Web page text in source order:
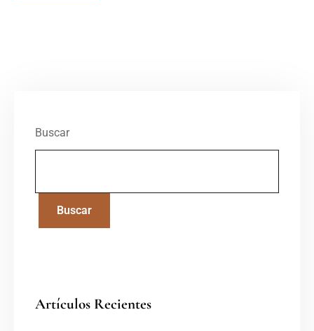
Buscar
Buscar
Artículos Recientes